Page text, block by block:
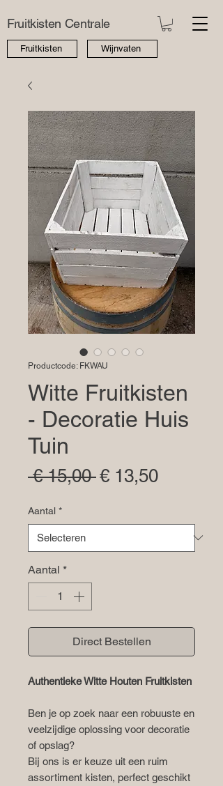
Fruitkisten Centrale
Fruitkisten Wijnvaten
Productcode: FKWAU
Witte Fruitkisten
- Decoratie Huis
Tuin
€ 15,00 Normale
€ 13,50
Aantal *
Aantal *
Direct Bestellen
Authentieke Witte Houten Fruitkisten
Ben je op zoek naar een robuuste en
veelzijdige oplossing voor decoratie
of opslag?
Bij ons is er keuze uit een ruim
assortiment kisten, perfect geschikt